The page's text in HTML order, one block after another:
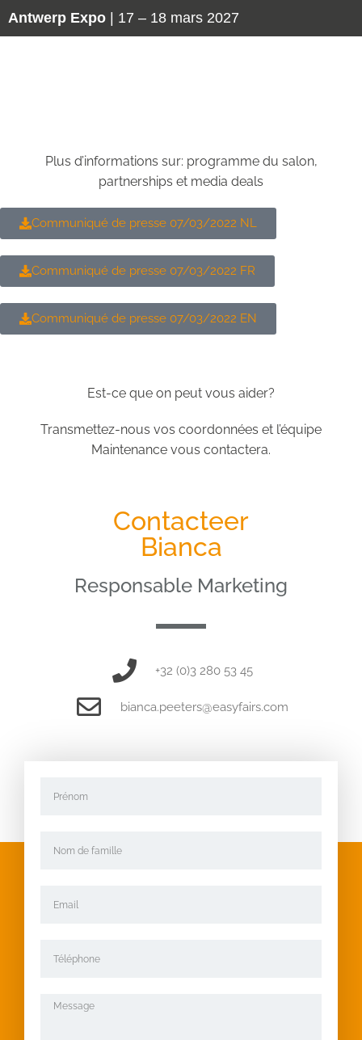
Antwerp Expo | 17 – 18 mars 2027
Plus d’informations sur: programme du salon,
partnerships et media deals
Communiqué de presse 07/03/2022 NL
Communiqué de presse 07/03/2022 FR
Communiqué de presse 07/03/2022 EN
Est-ce que on peut vous aider?
Transmettez-nous vos coordonnées et l’équipe
Maintenance vous contactera.
Contacteer
Bianca
Responsable Marketing
+32 (0)3 280 53 45
bianca.peeters@easyfairs.com